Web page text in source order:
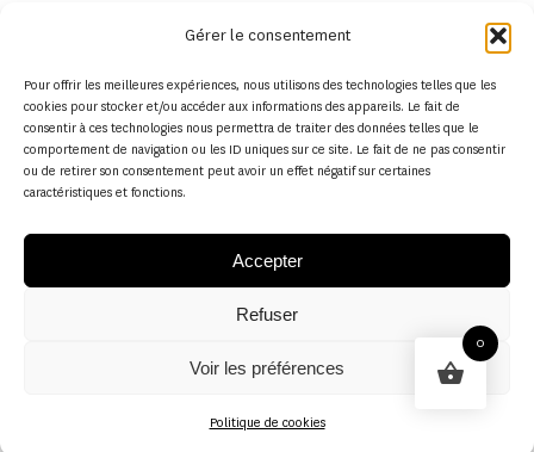
Gérer le consentement
Pour offrir les meilleures expériences, nous utilisons des technologies telles que les
cookies pour stocker et/ou accéder aux informations des appareils. Le fait de
consentir à ces technologies nous permettra de traiter des données telles que le
comportement de navigation ou les ID uniques sur ce site. Le fait de ne pas consentir
ou de retirer son consentement peut avoir un effet négatif sur certaines
caractéristiques et fonctions.
Accepter
Refuser
Voir les préférences
Politique de cookies
Conditions générales
0